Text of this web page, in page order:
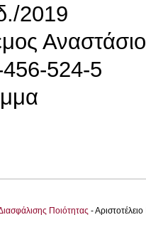
2019
524-5
Ποιότητας -